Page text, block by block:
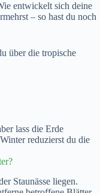
entwickelt sich deine
– so hast du noch
über die tropische
lass die Erde
reduzierst du die
Staunässe liegen.